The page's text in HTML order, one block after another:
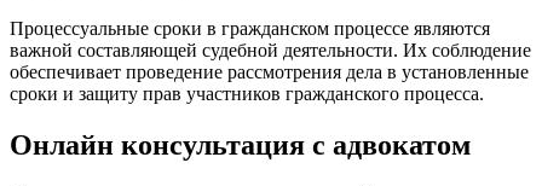
Процессуальные сроки в гражданском процессе являются
важной составляющей судебной деятельности. Их соблюдение
обеспечивает проведение рассмотрения дела в установленные
сроки и защиту прав участников гражданского процесса.
Онлайн консультация с адвокатом